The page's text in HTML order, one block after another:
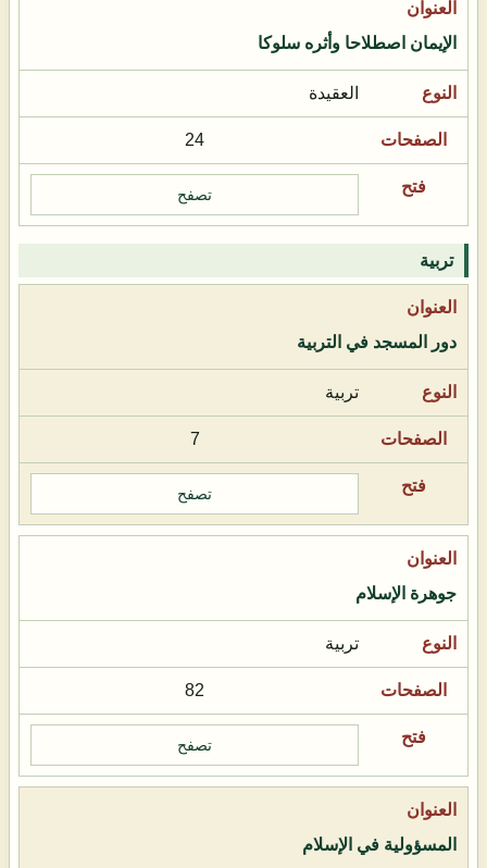
الإيمان اصطلاحا وأثره سلوكا
العقيدة
24
تصفح
تربية
دور المسجد في التربية
تربية
7
تصفح
جوهرة الإسلام
تربية
82
تصفح
المسؤولية في الإسلام